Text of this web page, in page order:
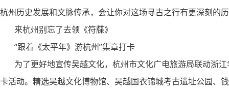
杭州历史发展和文脉传承，会让你对这场寻古之行有更深刻的
来杭州别忘了去领《符牒》
“跟着《太平年》游杭州”集章打卡
为了更好地宣传吴越文化，杭州市文化广电旅游局联动浙江
卡活动。精选吴越文化博物馆、吴越国衣锦城考古遗址公园、